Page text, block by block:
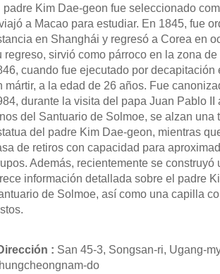
padre Kim Dae-geon fue seleccionado
a Macao para estudiar. En 1845, fue
en Shanghái y regresó a Corea en
regreso, sirvió como párroco en la zona
cuando fue ejecutado por
mártir, a la edad de 26 años. Fue
durante la visita del papa Juan Pablo
del Santuario de Solmoe, se alzan una
del padre Kim Dae-geon, mientras
de retiros con capacidad para
Además, recientemente se
información detallada sobre el padre
de Solmoe, así como una capilla
: San 45-3, Songsan-ri, Ugang-
do